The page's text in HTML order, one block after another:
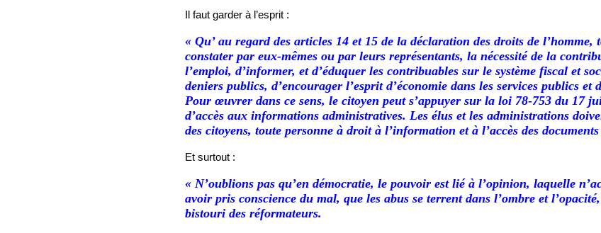
Il faut garder à l’esprit :
« Qu’ au regard des articles 14 et 15 de la déclaration des droits de l’homme,
constater par eux-mêmes ou par leurs représentants, la nécessité de la
l’emploi, d’informer, et d’éduquer les contribuables sur le système fiscal et
deniers publics, d’encourager l’esprit d’économie dans les services publics et
Pour œuvrer dans ce sens, le citoyen peut s’appuyer sur la loi 78-753 du 17
d’accès aux informations administratives. Les élus et les administrations
des citoyens, toute personne àdroit à l’information et à l’accès des
Et surtout :
« N’oublions pas qu’en démocratie, le pouvoir est lié à l’opinion, laquelle
avoir pris conscience du mal, que les abus se terrent dans l’ombre et
bistouri des réformateurs.